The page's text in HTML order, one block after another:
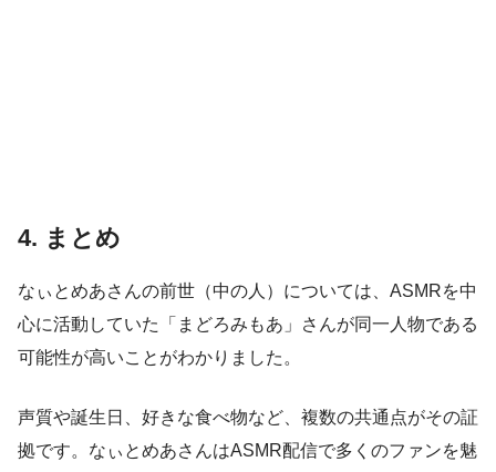
4. まとめ
なぃとめあさんの前世（中の人）については、ASMRを中
心に活動していた「まどろみもあ」さんが同一人物である
可能性が高いことがわかりました。
声質や誕生日、好きな食べ物など、複数の共通点がその証
拠です。なぃとめあさんはASMR配信で多くのファンを魅